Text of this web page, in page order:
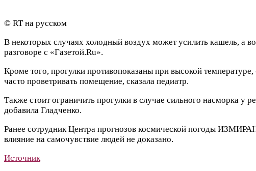
© RT на русском
В некоторых случаях холодный воздух может усилить кашель, а
разговоре с «Газетой.Ru».
Кроме того, прогулки противопоказаны при высокой
часто проветривать помещение, сказала педиатр.
Также стоит ограничить прогулки в случае сильного насморка у
добавила Гладченко.
Ранее сотрудник Центра прогнозов космической погоды
влияние на самочувствие людей не доказано.
Источник